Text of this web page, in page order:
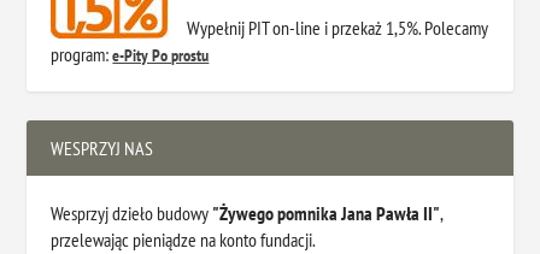
Wypełnij PIT on-line i przekaż 1,5%. Polecamy
program:e-Pity Po prostu
WESPRZYJ NAS
Wesprzyj dzieło budowy "Żywego pomnika Jana Pawła II",
przelewając pieniądze na konto fundacji.